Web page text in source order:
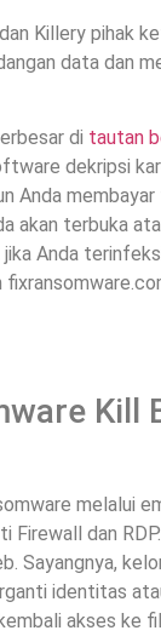
Killery pihak
data dan
di tautan
dekripsi
Anda
akan terbuka
Anda
Kill
melalui
Firewall dan
Sayangnya,
identitas
akses ke